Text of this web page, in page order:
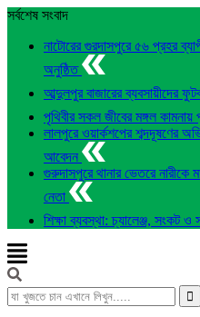
সর্বশেষ সংবাদ
নাটোরের গুরদাসপুরে ৫৬ প্রহর
অনুষ্ঠিত
আব্দুলপুর বাজারের ব্যবসায়ীদের
পৃথিবীর সকল জীবের মঙ্গল কামনায়
লালপুরে ওয়ার্কশপের শব্দদূষণের
আবেদন
গুরুদাসপুরে থানার ভেতরে
নেতা
শিক্ষা ব্যবস্থা: চ্যালেঞ্জ, সংকট ও